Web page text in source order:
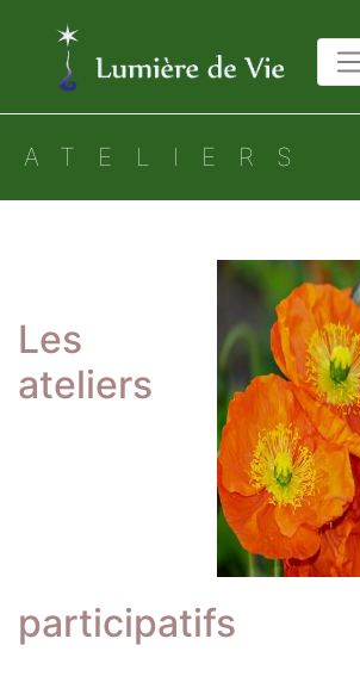
ATELIERS
Les
ateliers
participatifs